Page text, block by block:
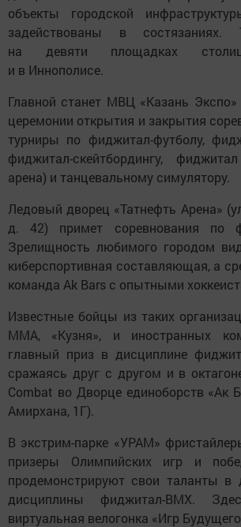
объекты городской
задействованы в состязаниях.
на девяти площадках
и в Иннополисе.
Главной станет МВЦ «Казань
церемонии открытия и закрытия
турниры по фиджитал-футболу,
фиджитал-скейтбордингу,
арена) и танцевальному симулятору.
Ледовый дворец «Татнефть Арена»
д. 42) примет соревнования по
Зрелищность любимого городом
киберспортивная составляющая, а
команда Ak Bars с опытными
Известные бойцы из таких
MMA, «Кузня», и иностранных
главный приз в дисциплине
сражаясь друг с другом и в
Combat во Дворце единоборств «Ак
Амирхана, 1Г).
В экстрим-парке «УРАМ»
призеры Олимпийских игр и
продемонстрируют свои таланты в
дисциплины фиджитал-BMX.
виртуальная велогонка «Игр